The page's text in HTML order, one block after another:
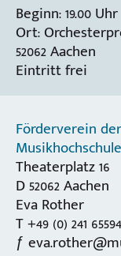
Beginn: 19.00 Uhr
Ort:
52062 Aachen
Eintritt frei
Förderverein der
Theaterplatz 16
D 52062 Aachen
Eva Rother
T +49 (0) 241 65594